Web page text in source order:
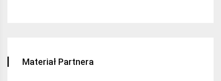
Materiał Partnera